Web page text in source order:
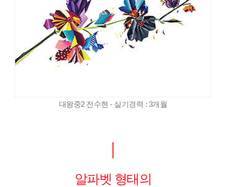
대왕중2 전수현 - 실기경력 : 3개월
알파벳 형태의